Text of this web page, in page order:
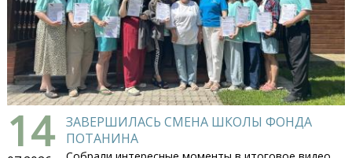
14
ЗАВЕРШИЛАСЬ СМЕНА ШКОЛЫ ФОНДА
ПОТАНИНА